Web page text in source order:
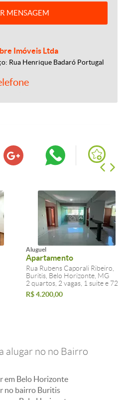
MENSAGEM
Imóveis Ltda
Rua Henrique Badaró Portugal
Aluguel
Apartamento
Rua Rubens Caporali Ribeiro,
Buritis, Belo Horizonte, MG
2 quartos, 2 vagas, 1 suite e
R$ 4.200,00
alugar no no Bairro
em Belo Horizonte
no bairro Buritis